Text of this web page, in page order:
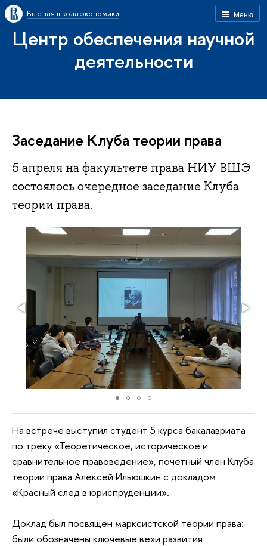
Меню
Высшая школа экономики
Центр обеспечения научной
деятельности
Заседание Клуба теории права
5 апреля на факультете права НИУ ВШЭ
состоялось очередное заседание Клуба
теории права.
На встрече выступил студент 5 курса бакалавриата
по треку «Теоретическое, историческое и
сравнительное правоведение», почетный член Клуба
теории права Алексей Ильюшкин с докладом
«Красный след в юриспруденции».
Доклад был посвящён марксистской теории права:
были обозначены ключевые вехи развития